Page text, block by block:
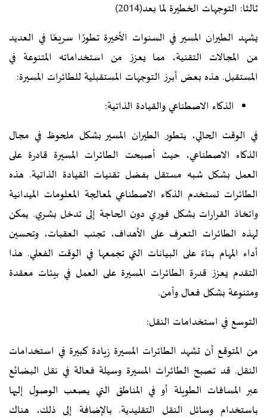
ثالثا: التوجهات الخطيرة لما بعد(2014)
يشهد الطيران المسير في السنوات الأخيرة تطورًا سريعًا في العديد
من المجالات التقنية، مما يعزز من استخداماته المتنوعة في
المستقبل. هذه بعض أبرز التوجهات المستقبلية للطائرات المسيرة:
الذكاء الاصطناعي والقيادة الذاتية:
في الوقت الحالي، يتطور الطيران المسير بشكل ملحوظ في مجال
الذكاء الاصطناعي، حيث أصبحت الطائرات المسيرة قادرة على
العمل بشكل شبه مستقل بفضل تقنيات القيادة الذاتية. هذه
الطائرات تستخدم الذكاء الاصطناعي لمعالجة المعلومات الميدانية
واتخاذ القرارات بشكل فوري دون الحاجة إلى تدخل بشري. يمكن
لهذه الطائرات التعرف على الأهداف، تجنب العقبات، وتحسين
أداء المهام بناءً على البيانات التي تجمعها في الوقت الفعلي. هذا
التقدم يعزز قدرة الطائرات المسيرة على العمل في بيئات معقدة
ومتنوعة بشكل فعال وآمن.
التوسع في استخدامات النقل:
من المتوقع أن تشهد الطائرات المسيرة زيادة كبيرة في استخدامات
النقل. قد تصبح الطائرات المسيرة وسيلة فعالة في نقل البضائع
عبر المسافات الطويلة أو في المناطق التي يصعب الوصول إليها
باستخدام وسائل النقل التقليدية. بالإضافة إلى ذلك، هناك